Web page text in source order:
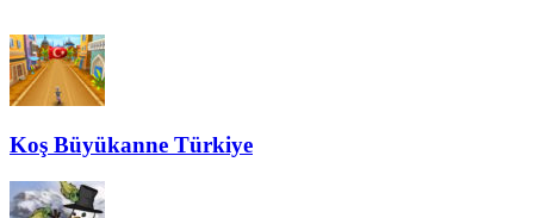
Koş Büyükanne Türkiye